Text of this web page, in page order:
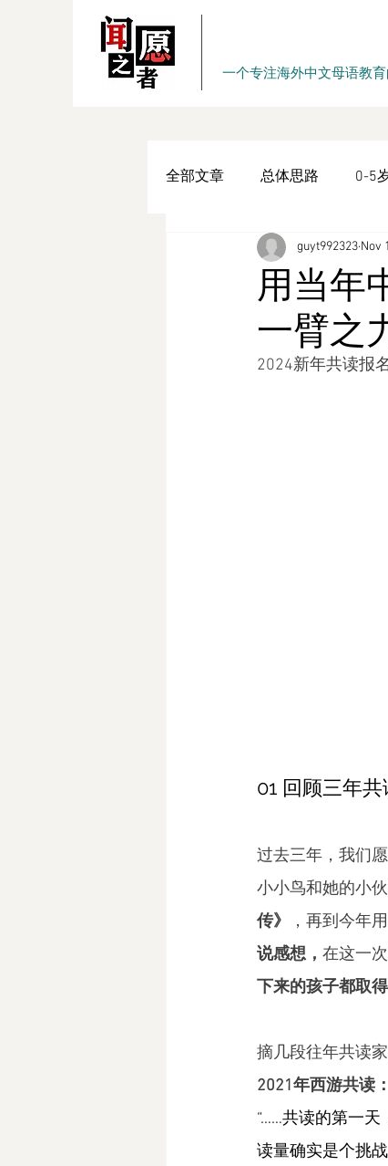
一个专注海外中文母语教
全部文章 总体思路 0-5
内在动力 学习习惯
『愿者闻之』
用当年
一臂之
guyt992323 Nov
2024新年共读报
01 回顾三年共
过去三年，我们
小小鸟和她的小
传》
，再到今年用
说感想， 在这一
下来的孩子都取
摘几段往年共读
2021年西游共读：
“……共读的第一
读量确实是个挑战